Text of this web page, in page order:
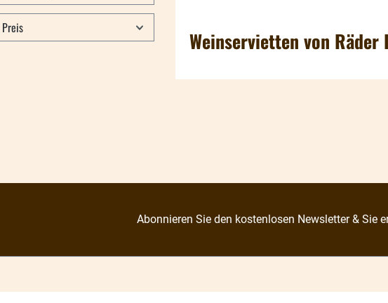
Preis
Weinservietten von Räder
Abonnieren Sie den kostenlosen Newsletter & Sie